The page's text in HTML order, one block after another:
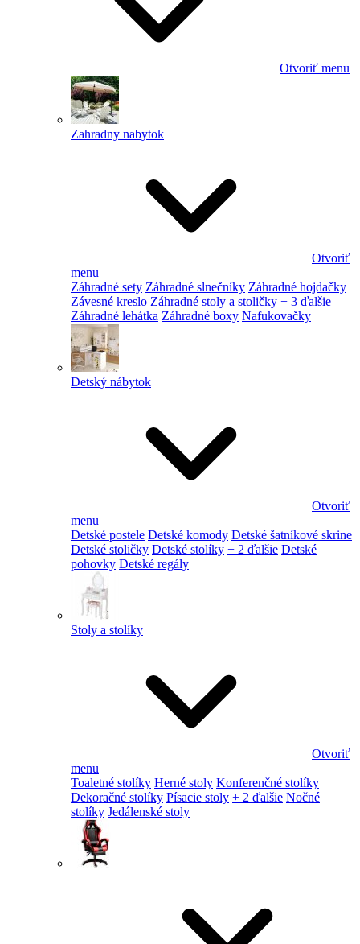
Otvoriť menu
Zahradny nabytok
Otvoriť
menu
Záhradné sety Záhradné slnečníky Záhradné hojdačky
Závesné kreslo Záhradné stoly a stoličky + 3 ďalšie
Záhradné lehátka Záhradné boxy Nafukovačky
Detský nábytok
Otvoriť
menu
Detské postele Detské komody Detské šatníkové skrine
Detské stoličky Detské stolíky + 2 ďalšie Detské
pohovky Detské regály
Stoly a stolíky
Otvoriť
menu
Toaletné stolíky Herné stoly Konferenčné stolíky
Dekoračné stolíky Písacie stoly + 2 ďalšie Nočné
stolíky Jedálenské stoly